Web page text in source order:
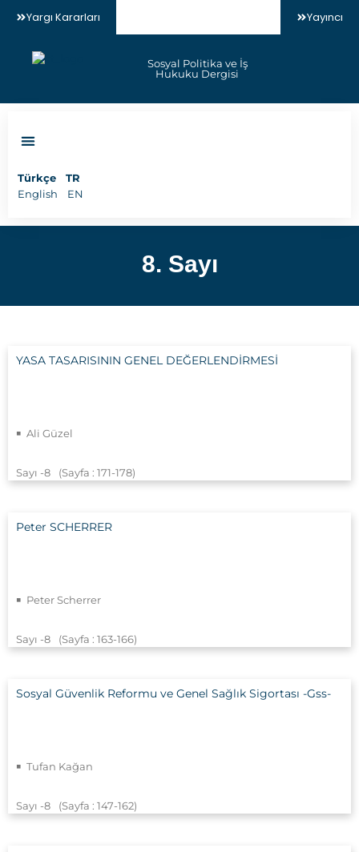
Yargı Kararları Yayıncı
Sosyal Politika ve İş
Hukuku Dergisi
Türkçe
TR
English
EN
8. Sayı
YASA TASARISININ GENEL DEĞERLENDİRMESİ
Ali Güzel
Sayı -8 (Sayfa : 171-178)
Peter SCHERRER
Peter Scherrer
Sayı -8 (Sayfa : 163-166)
Sosyal Güvenlik Reformu ve Genel Sağlık Sigortası -Gss-
Tufan Kağan
Sayı -8 (Sayfa : 147-162)